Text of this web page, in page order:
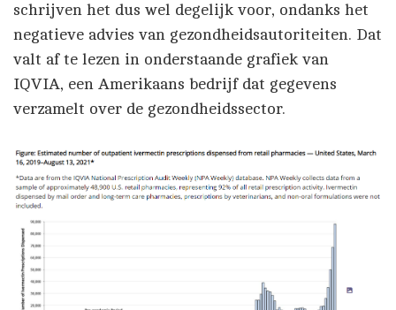
schrijven het dus wel degelijk voor, ondanks het
negatieve advies van gezondheidsautoriteiten. Dat
valt af te lezen in onderstaande grafiek van
IQVIA, een Amerikaans bedrijf dat gegevens
verzamelt over de gezondheidssector.